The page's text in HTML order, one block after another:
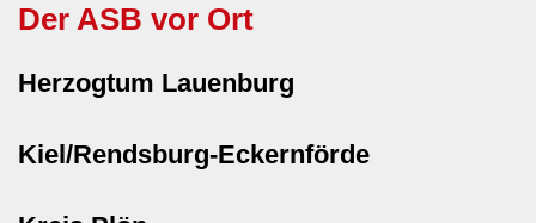
Der ASB vor Ort
Herzogtum Lauenburg
Kiel/Rendsburg-Eckernförde